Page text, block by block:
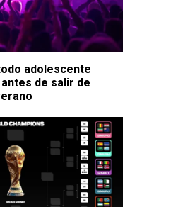
adolescente
de salir de